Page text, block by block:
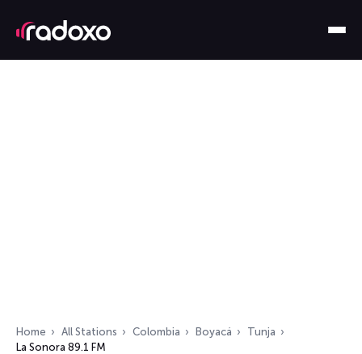
Home All Stations Colombia Boyacá
Tunja
La Sonora 89.1 FM